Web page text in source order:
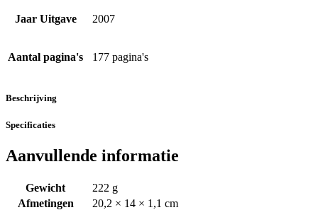
Jaar Uitgave 2007
Aantal pagina's 177 pagina's
Beschrijving
Specificaties
Aanvullende informatie
Gewicht
222 g
Afmetingen
20,2 × 14 × 1,1 cm